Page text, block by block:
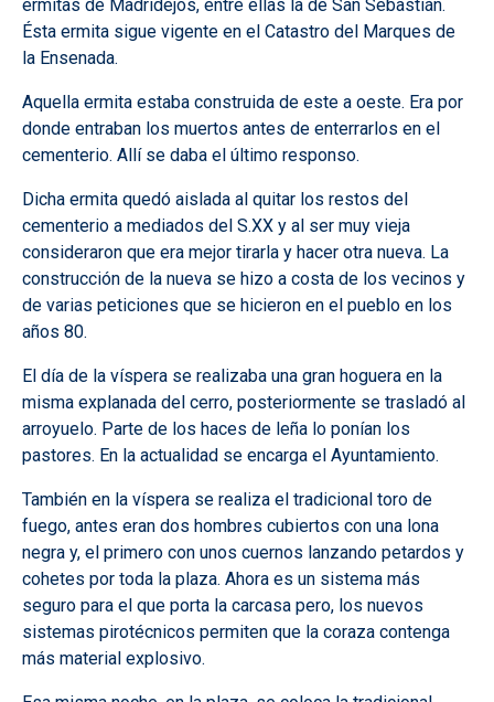
ermitas de Madridejos, entre ellas la de San Sebastián.
Ésta ermita sigue vigente en el Catastro del Marques de
la Ensenada.
Aquella ermita estaba construida de este a oeste. Era por
donde entraban los muertos antes de enterrarlos en el
cementerio. Allí se daba el último responso.
Dicha ermita quedó aislada al quitar los restos del
cementerio a mediados del S.XX y al ser muy vieja
consideraron que era mejor tirarla y hacer otra nueva. La
construcción de la nueva se hizo a costa de los vecinos y
de varias peticiones que se hicieron en el pueblo en los
años 80.
El día de la víspera se realizaba una gran hoguera en la
misma explanada del cerro, posteriormente se trasladó al
arroyuelo. Parte de los haces de leña lo ponían los
pastores. En la actualidad se encarga el Ayuntamiento.
También en la víspera se realiza el tradicional toro de
fuego, antes eran dos hombres cubiertos con una lona
negra y, el primero con unos cuernos lanzando petardos y
cohetes por toda la plaza. Ahora es un sistema más
seguro para el que porta la carcasa pero, los nuevos
sistemas pirotécnicos permiten que la coraza contenga
más material explosivo.